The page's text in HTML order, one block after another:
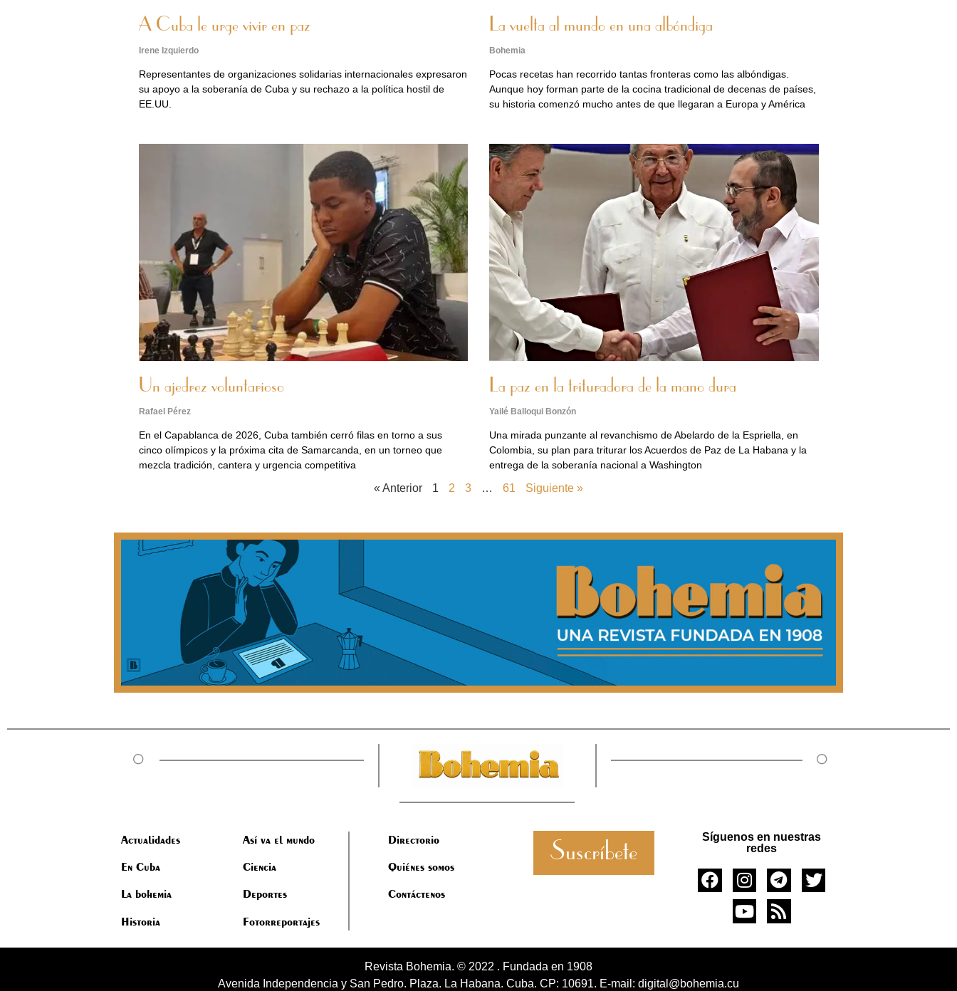
A Cuba le urge vivir en paz
Irene Izquierdo
Representantes de organizaciones solidarias internacionales expresaron
su apoyo a la soberanía de Cuba y su rechazo a la política hostil de
EE.UU.
La vuelta al mundo en una albóndiga
Bohemia
Pocas recetas han recorrido tantas fronteras como las albóndigas.
Aunque hoy forman parte de la cocina tradicional de decenas de países,
su historia comenzó mucho antes de que llegaran a Europa y América
Un ajedrez voluntarioso
Rafael Pérez
En el Capablanca de 2026, Cuba también cerró filas en torno a sus
cinco olímpicos y la próxima cita de Samarcanda, en un torneo que
mezcla tradición, cantera y urgencia competitiva
La paz en la trituradora de la mano dura
Yailé Balloqui Bonzón
Una mirada punzante al revanchismo de Abelardo de la Espriella, en
Colombia, su plan para triturar los Acuerdos de Paz de La Habana y la
entrega de la soberanía nacional a Washington
« Anterior 1 2 3 … 61 Siguiente »
Actualidades
En Cuba
La bohemia
Historia
Así va el mundo
Ciencia
Deportes
Fotorreportajes
Directorio
Quiénes somos
Contáctenos
Suscríbete
Síguenos en nuestras
redes
Revista Bohemia. © 2022 . Fundada en 1908
Avenida Independencia y San Pedro. Plaza. La Habana. Cuba. CP: 10691. E-mail: digital@bohemia.cu